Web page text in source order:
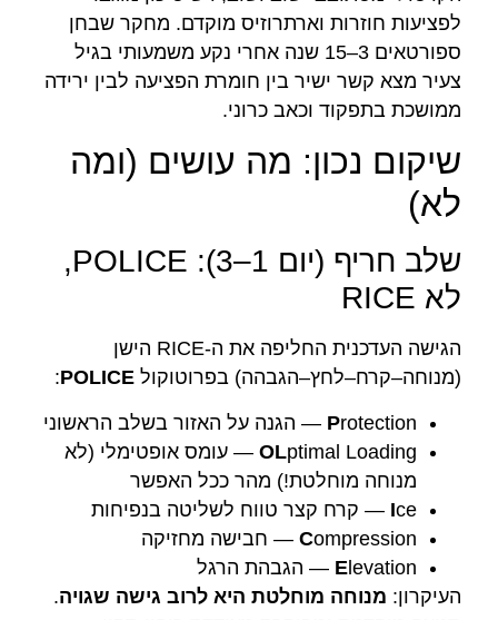
לפציעות חוזרות וארתרוזיס מוקדם. מחקר שבחן
ספורטאים 3–15 שנה אחרי נקע משמעותי בגיל
צעיר מצא קשר ישיר בין חומרת הפציעה לבין ירידה
ממושכת בתפקוד וכאב כרוני.
שיקום נכון: מה עושים (ומה
לא)
שלב חריף (יום 1–3): POLICE,
לא RICE
הגישה העדכנית החליפה את ה-RICE הישן
(מנוחה–קרח–לחץ–הגבהה) בפרוטוקול POLICE
:
Protection — הגנה על האזור בשלב הראשוני
OL ptimal Loading — עומס אופטימלי (לא
מנוחה מוחלטת!) מהר ככל האפשר
Ice — קרח קצר טווח לשליטה בנפיחות
Compression — חבישה מחזיקה
Elevation — הגבהת הרגל
העיקרון: מנוחה מוחלטת היא לרוב גישה שגויה.